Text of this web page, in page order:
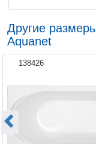
Другие
Aquanet
138426